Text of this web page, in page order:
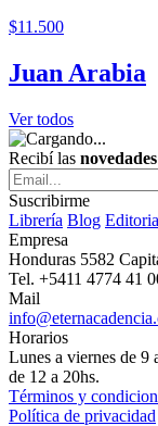
$11.500
Juan Arabia
Ver todos
Recibí las novedades
Suscribirme
Librería Blog
Empresa
Honduras 5582
Tel. +5411 4774 41
Mail
Horarios
Lunes a viernes de 9
de 12 a 20hs.
Términos y
Política de privacidad